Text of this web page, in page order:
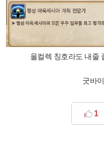
올컬렉 칭호라도 내줄
굿바
1